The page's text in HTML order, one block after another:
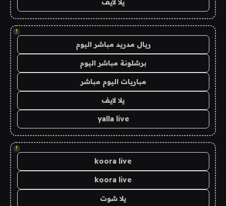
!
ريال مدريد مباشر اليوم
برشلونة مباشر اليوم
مباريات اليوم مباشر
يلا لايف
yalla live
!
koora live
koora live
يلا شوت